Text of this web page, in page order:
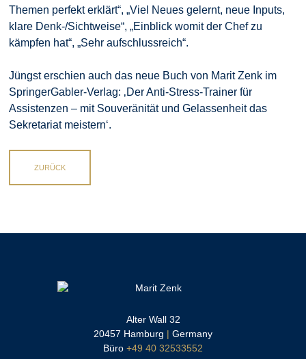
Themen perfekt erklärt“, „Viel Neues gelernt, neue Inputs,
klare Denk-/Sichtweise“, „Einblick womit der Chef zu
kämpfen hat“, „Sehr aufschlussreich“.
Jüngst erschien auch das neue Buch von Marit Zenk im
SpringerGabler-Verlag: ‚Der Anti-Stress-Trainer für
Assistenzen – mit Souveränität und Gelassenheit das
Sekretariat meistern‘.
ZURÜCK
Alter Wall 32
20457 Hamburg | Germany
Büro +49 40 32533552